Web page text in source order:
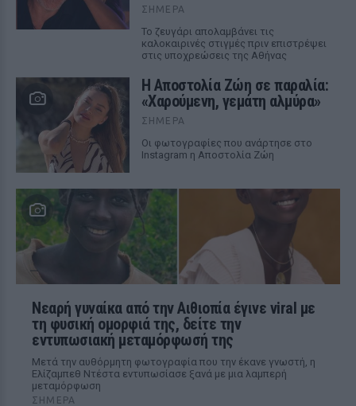
ΣΉΜΕΡΑ
Το ζευγάρι απολαμβάνει τις
καλοκαιρινές στιγμές πριν επιστρέψει
στις υποχρεώσεις της Αθήνας
Η Αποστολία Ζώη σε παραλία:
«Χαρούμενη, γεμάτη αλμύρα»
ΣΉΜΕΡΑ
Οι φωτογραφίες που ανάρτησε στο
Instagram η Αποστολία Ζώη
Νεαρή γυναίκα από την Αιθιοπία έγινε viral με
τη φυσική ομορφιά της, δείτε την
εντυπωσιακή μεταμόρφωσή της
Μετά την αυθόρμητη φωτογραφία που την έκανε γνωστή, η
Ελίζαμπεθ Ντέστα εντυπωσίασε ξανά με μια λαμπερή
μεταμόρφωση
ΣΉΜΕΡΑ